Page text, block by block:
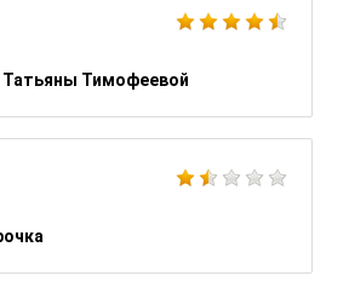
Тимофеевой